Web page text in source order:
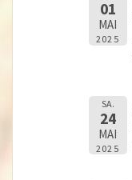
01
MAI
2025
SA.
24
MAI
2025